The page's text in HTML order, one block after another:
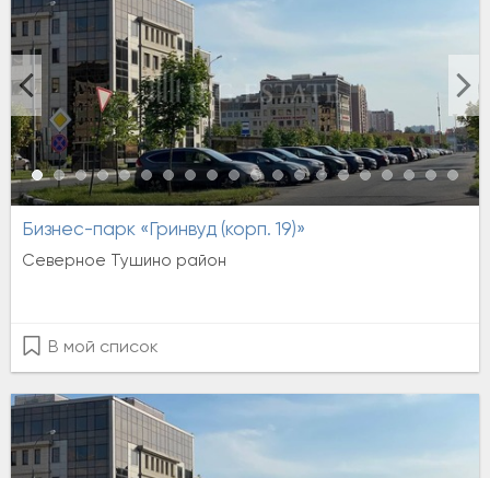
Бизнес-парк «Гринвуд (корп. 19)»
Северное Тушино район
В мой список